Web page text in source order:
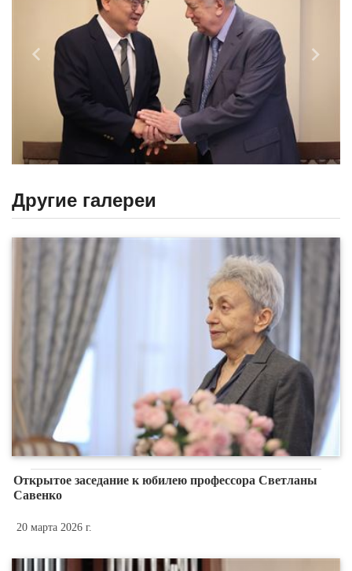
Назад
Другие галереи
Открытое заседание к юбилею профессора Светланы
Савенко
20 марта 2026 г.